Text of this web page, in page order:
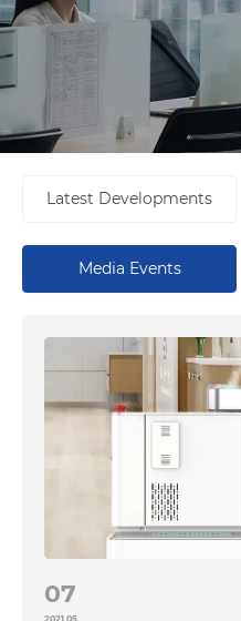
Latest Developments
Media Events
07